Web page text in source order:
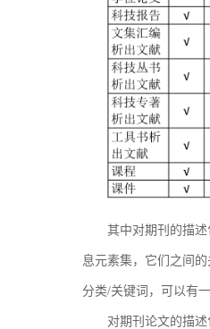
其中对期刊的描
息元素集，它们之间
分类/关键词，可以有
对期刊论文的描